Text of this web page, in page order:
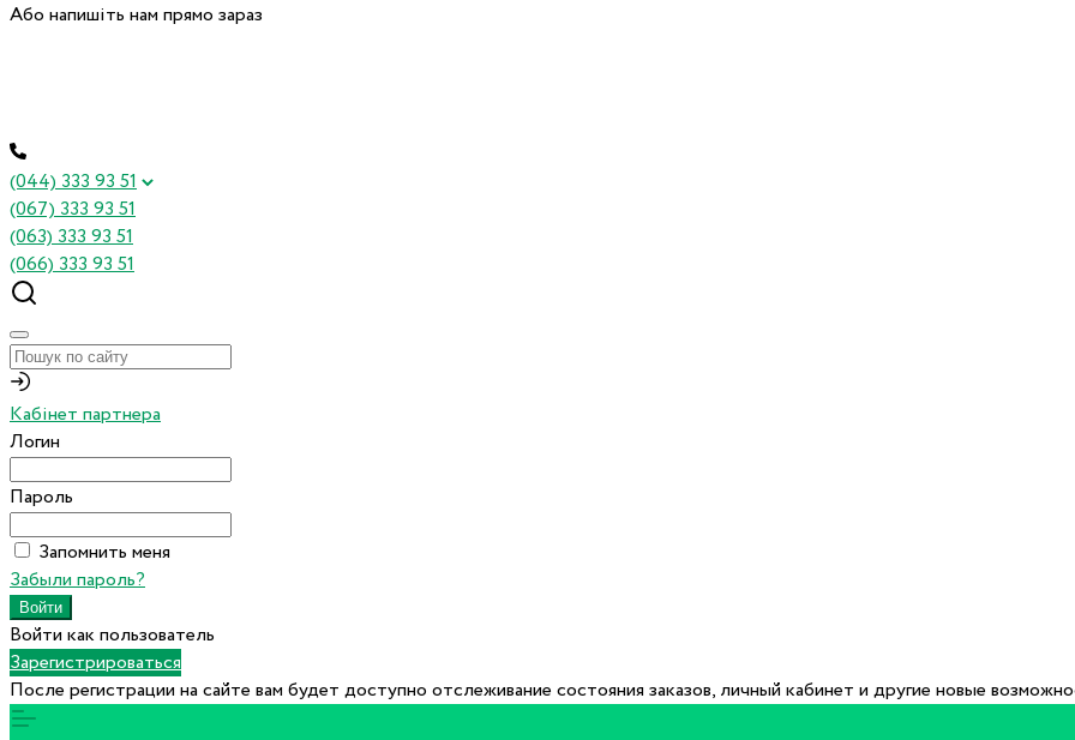
Або напишіть нам прямо зараз
(044) 333 93 51
(067) 333 93 51
(063) 333 93 51
(066) 333 93 51
Кабінет партнера
Логин
Пароль
Запомнить меня
Забыли пароль?
Войти как пользователь
Зарегистрироваться
После регистрации на сайте вам будет доступно отслеживание состояния заказов, личный кабинет и другие новые